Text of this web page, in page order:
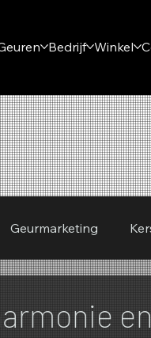
Bedrijf Winkel
Geurmarketing